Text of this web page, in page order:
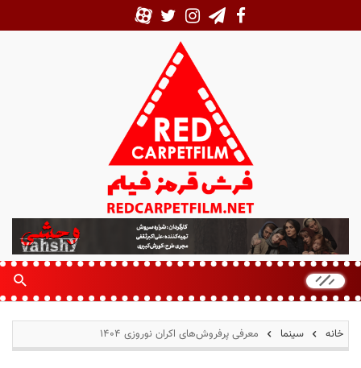
ر
ش
ر
م
ز
خانه سینما معرفی پرفروش‌های اکران نوروزی ۱۴۰۴